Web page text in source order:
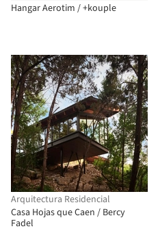
Hangar Aerotim / +kouple
Arquitectura Residencial
Casa Hojas que Caen / Bercy
Fadel